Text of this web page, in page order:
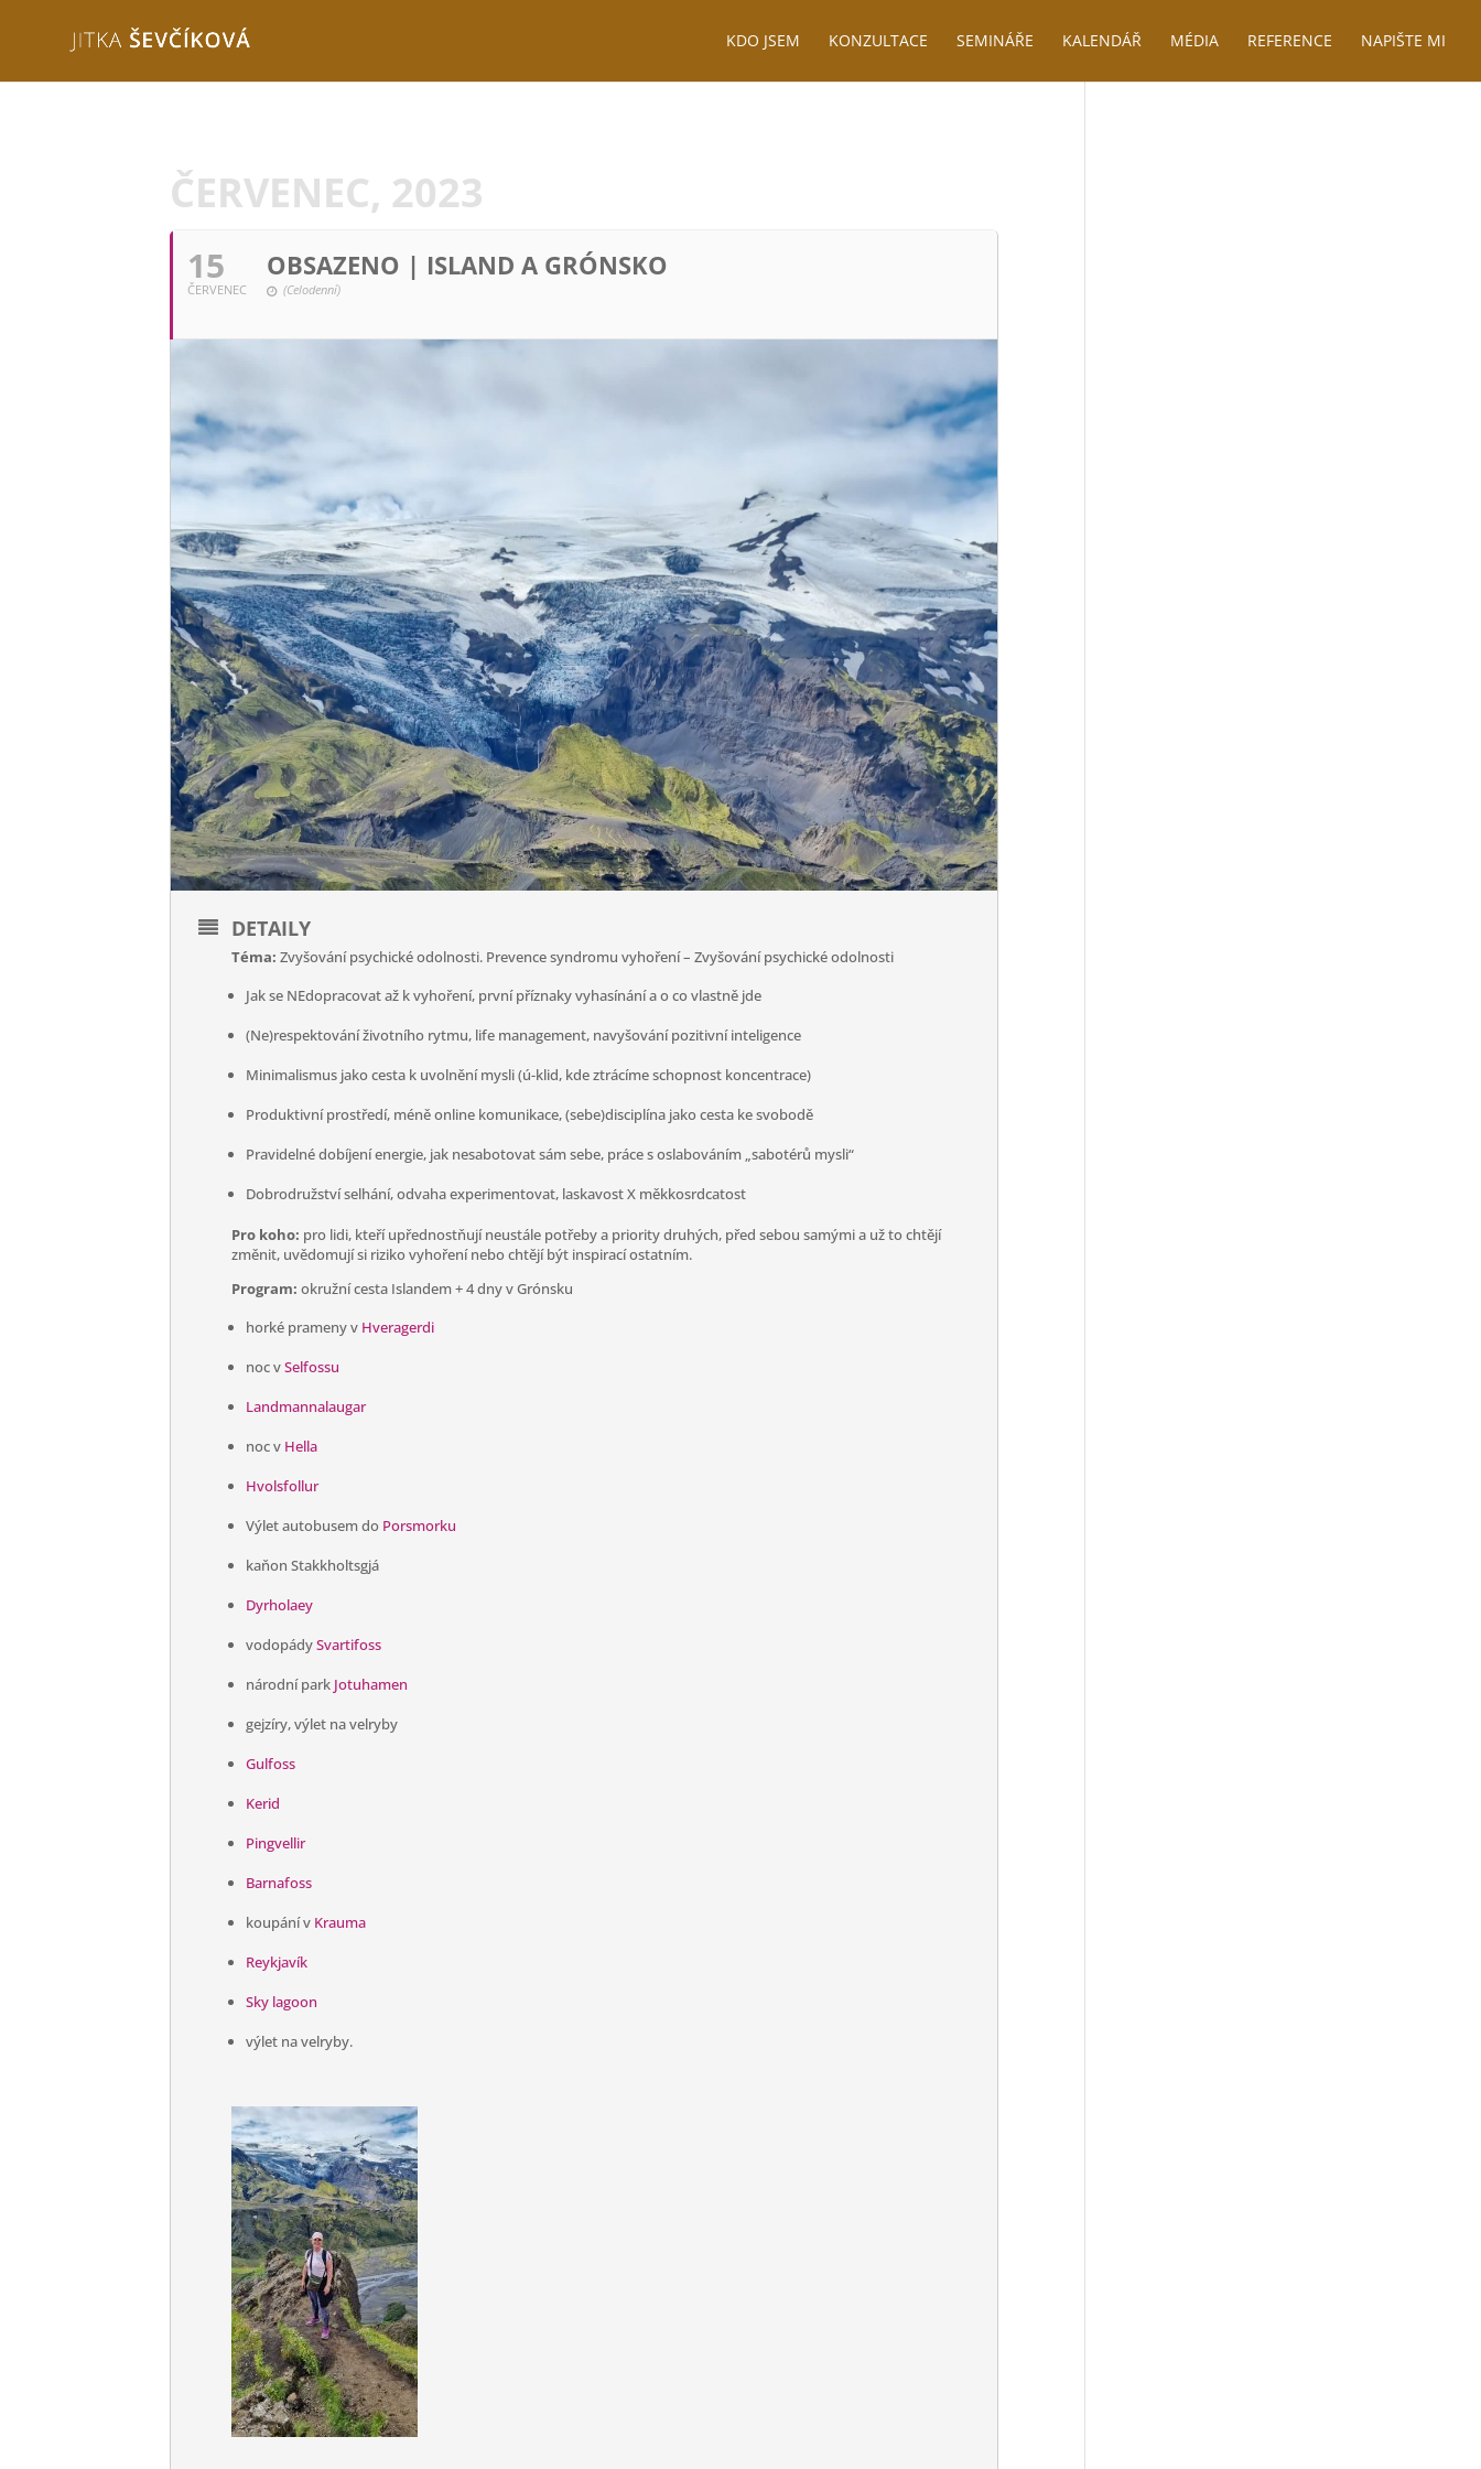
KDO JSEM KONZULTACE SEMINÁŘE KALENDÁŘ MÉDIA REFERENCE NAPIŠTE MI
ČERVENEC, 2023
15
ČERVENEC
OBSAZENO | ISLAND A GRÓNSKO
(Celodenní)
DETAILY
Téma: Zvyšování psychické odolnosti. Prevence syndromu vyhoření – Zvyšování psychické odolnosti
Jak se NEdopracovat až k vyhoření, první příznaky vyhasínání a o co vlastně jde
(Ne)respektování životního rytmu, life management, navyšování pozitivní inteligence
Minimalismus jako cesta k uvolnění mysli (ú-klid, kde ztrácíme schopnost koncentrace)
Produktivní prostředí, méně online komunikace, (sebe)disciplína jako cesta ke svobodě
Pravidelné dobíjení energie, jak nesabotovat sám sebe, práce s oslabováním „sabotérů mysli“
Dobrodružství selhání, odvaha experimentovat, laskavost X měkkosrdcatost
Pro koho: pro lidi, kteří upřednostňují neustále potřeby a priority druhých, před sebou samými a už to chtějí
změnit, uvědomují si riziko vyhoření nebo chtějí být inspirací ostatním.
Program: okružní cesta Islandem + 4 dny v Grónsku
horké prameny v Hveragerdi
noc vSelfossu
Landmannalaugar
noc v Hella
Hvolsfollur
Výlet autobusem do Porsmorku
kaňon Stakkholtsgjá
Dyrholaey
vodopádySvartifoss
národní park Jotuhamen
gejzíry, výlet na velryby
Gulfoss
Kerid
Pingvellir
Barnafoss
koupání v Krauma
Reykjavík
Sky lagoon
výlet na velryby.